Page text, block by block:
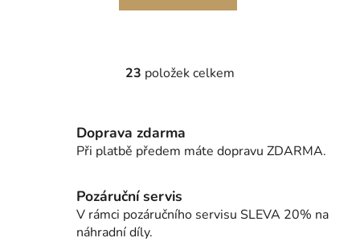
O
á
d
í
p
23 položek celkem
Doprava zdarma
Při platbě předem máte dopravu ZDARMA.
Pozáruční servis
V rámci pozáručního servisu SLEVA 20% na
náhradní díly.